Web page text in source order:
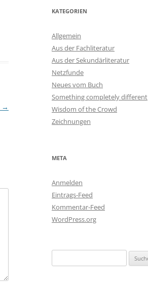
→
KATEGORIEN
Allgemein
Aus der Fachliteratur
Aus der Sekundärliteratur
Netzfunde
Neues vom Buch
Something completely different
Wisdom of the Crowd
Zeichnungen
META
Anmelden
Eintrags-Feed
Kommentar-Feed
WordPress.org
nach: